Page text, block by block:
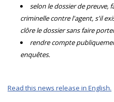
selon le dossier de preuve,
criminelle contre l'agent, s'il
clôre le dossier sans faire
rendre compte
enquêtes.
Read this news release in English.